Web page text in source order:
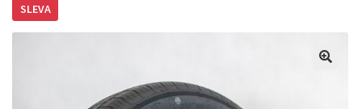
SLEVA